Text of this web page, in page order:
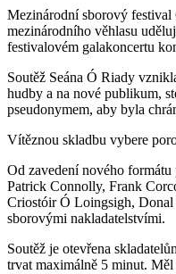
Mezinárodní sborový festival
mezinárodního věhlasu
festivalovém galakoncertu
Soutěž Seána Ó Riady
hudby a na nové publikum,
pseudonymem, aby byla
Vítěznou skladbu vybere
Od zavedení nového
Patrick Connolly, Frank
Criostóir Ó Loingsigh, Donal
sborovými nakladatelstvími.
Soutěž je otevřena
trvat maximálně 5 minut.